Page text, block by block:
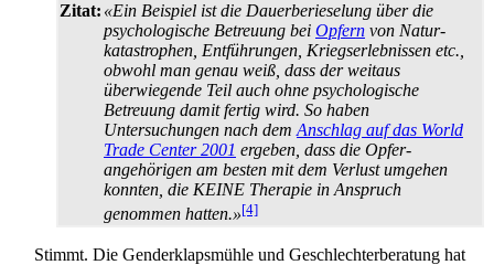
Zitat: «Ein Beispiel ist die Dauerberieselung über die
psychologische Betreuung bei Opfern von Natur­
katastrophen, Entführungen, Kriegs­erlebnissen etc.,
obwohl man genau weiß, dass der weitaus
überwiegende Teil auch ohne psychologische
Betreuung damit fertig wird. So haben
Untersuchungen nach dem Anschlag auf das World
Trade Center 2001 ergeben, dass die Opfer­
angehörigen am besten mit dem Verlust umgehen
konnten, die KEINE Therapie in Anspruch
genommen hatten.»[4]
Stimmt. Die Genderklaps­mühle und Geschlechter­beratung hat